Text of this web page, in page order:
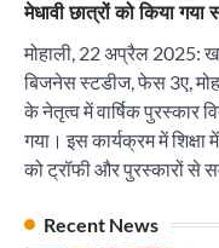
मेधावी छात्रों को किया गया
मोहाली, 22 अप्रैल 2025:
बिजनेस स्टडीज, फेस 3ए,
के नेतृत्व में वार्षिक पुरस्कार
गया। इस कार्यक्रम में
को ट्रॉफी और पुरस्कारों से
Recent News
4
₹227
सबूत :
इंडियन
संगीत
पारस